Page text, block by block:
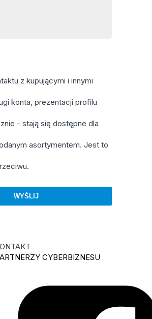
z kupującymi i innymi
konta, prezentacji profilu
- stają się dostępne dla
asortymentem. Jest to
CYBERBIZNESU